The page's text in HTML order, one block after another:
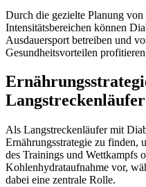
Durch die gezielte Planung
Intensitätsbereichen können
Ausdauersport betreiben und
Gesundheitsvorteilen
Als Langstreckenläufer mit
Ernährungsstrategie zu finden,
des Trainings und Wettkampfs
Kohlenhydrataufnahme vor,
dabei eine zentrale Rolle.